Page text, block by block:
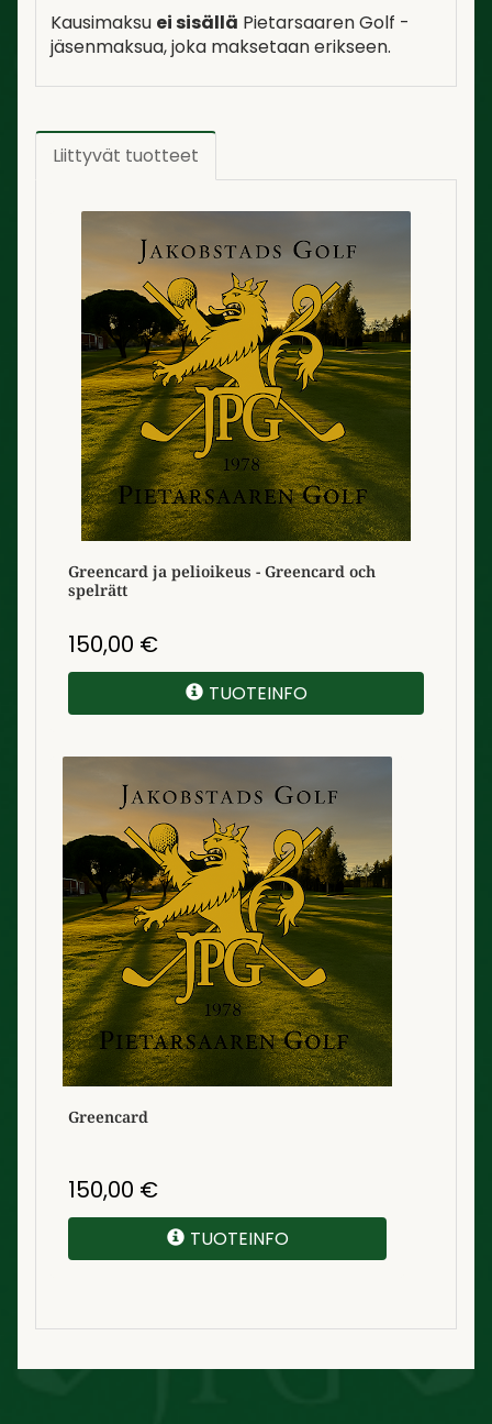
Kausimaksu ei sisällä Pietarsaaren Golf -
jäsenmaksua, joka maksetaan erikseen.
Liittyvät tuotteet
Greencard ja pelioikeus - Greencard och
spelrätt
150,00 €
TUOTEINFO
Greencard
150,00 €
TUOTEINFO